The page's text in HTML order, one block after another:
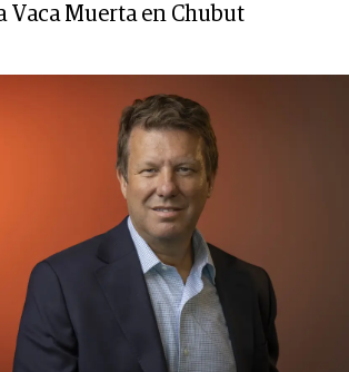
Vaca Muerta en Chubut